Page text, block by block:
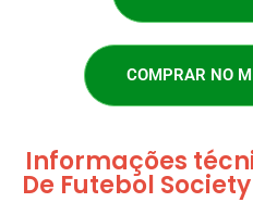
COMPRAR NO
Informações
De Futebol